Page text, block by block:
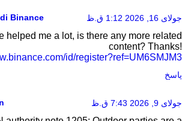
Binance جولای 16, 2026 1:12 ق.ظ
helped me a lot, is there any more related
content? Thanks!
id/register?ref=UM6SMJM3
پاسخ
جولای 9, 2026 7:43 ق.ظ